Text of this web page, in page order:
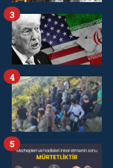
3
4
5